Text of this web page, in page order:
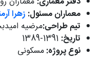
معماران مسئول: زهرا
تیم طراحی:مرضیه
تاریخ:
نوع پروژه:مسکونی